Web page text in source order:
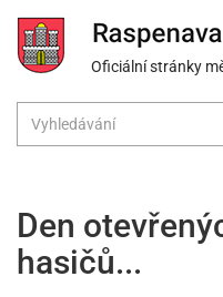
Oficiální stránky
Den
hasičů...